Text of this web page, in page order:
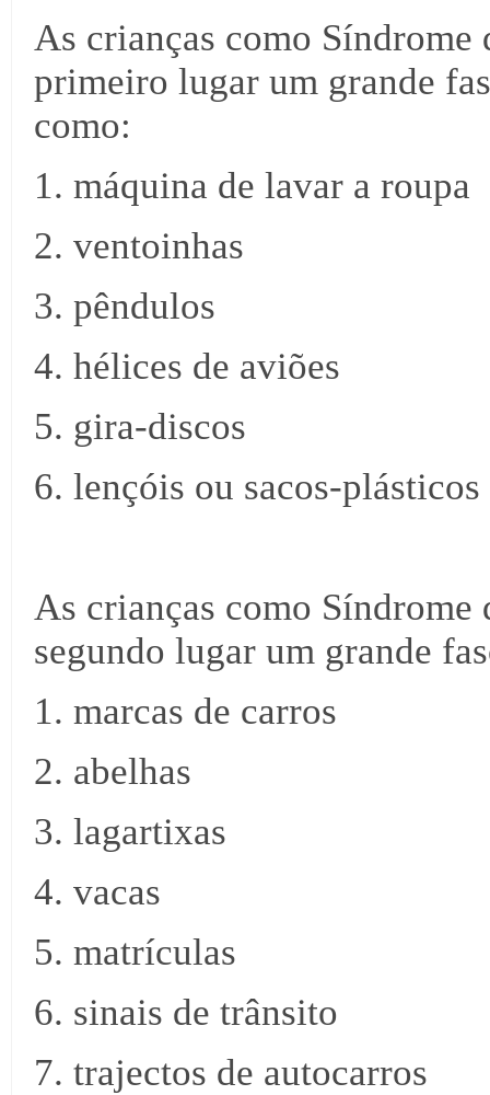
As crianças como Síndrome
primeiro lugar um grande
como:
1. máquina de lavar a roupa
2. ventoinhas
3. pêndulos
4. hélices de aviões
5. gira-discos
6. lençóis ou sacos-
As crianças como Síndrome
segundo lugar um grande
1. marcas de carros
2. abelhas
3. lagartixas
4. vacas
5. matrículas
6. sinais de trânsito
7. trajectos de autocarros